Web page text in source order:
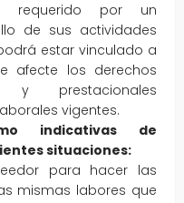
requerido por un
de sus actividades
estar vinculado a
afecte los derechos
y prestacionales
vigentes.
indicativas de
situaciones:
para hacer las
mismas labores que